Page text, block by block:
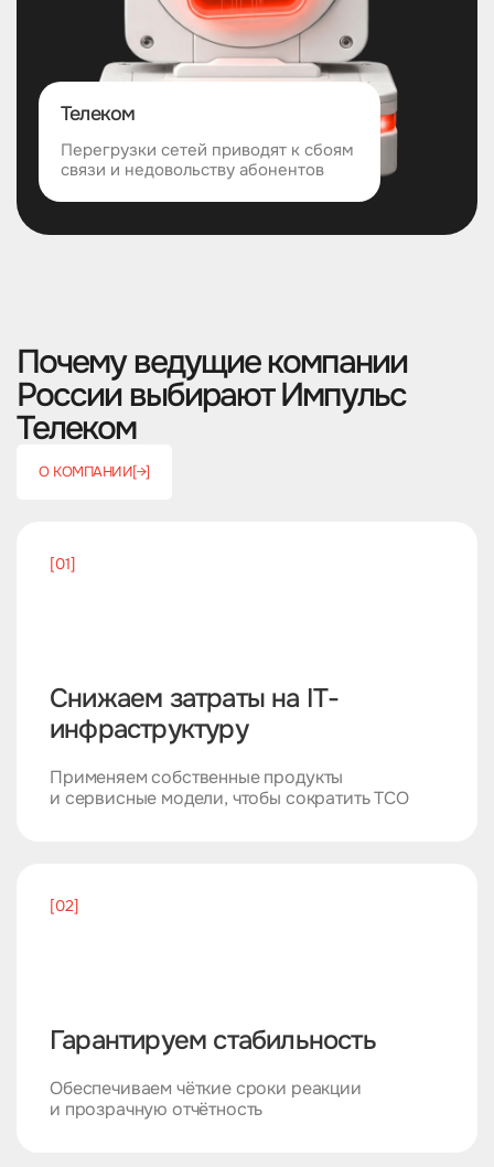
Телеком
Перегрузки сетей приводят к сбоям
связи и недовольству абонентов
Почему ведущие компании
России выбирают Импульс
Телеком
О КОМПАНИИ[→]
[01]
Снижаем затраты на IT-
инфраструктуру
Применяем собственные продукты
и сервисные модели, чтобы сократить TCO
[02]
Гарантируем стабильность
Обеспечиваем чёткие сроки реакции
и прозрачную отчётность